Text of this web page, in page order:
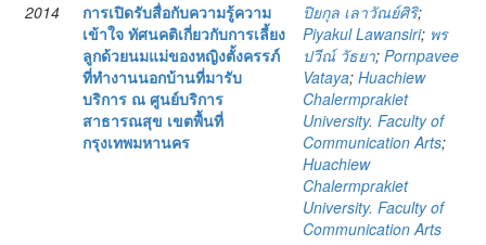
2014
การเปิดรับสื่อกับความรู้ความ
เข้าใจ ทัศนคติเกี่ยวกับการเลี้ยง
ลูกด้วยนมแม่ของหญิงตั้งครรภ์
ที่ทำงานนอกบ้านที่มารับ
บริการ ณ ศูนย์บริการ
สาธารณสุข เขตพื้นที่
กรุงเทพมหานคร
ปิยกุล เลาวัณย์ศิริ;
Piyakul Lawansiri; พร
ปวีณ์ วัธยา; Pornpavee
Vataya; Huachiew
Chalermprakiet
University. Faculty of
Communication Arts;
Huachiew
Chalermprakiet
University. Faculty of
Communication Arts